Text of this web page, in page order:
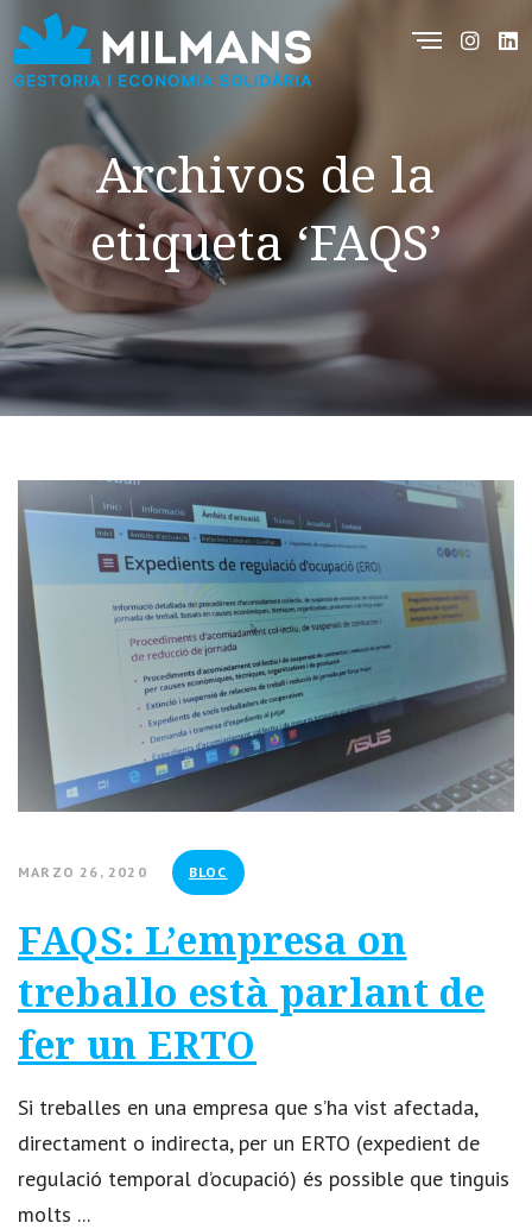
Archivos de la
etiqueta ‘FAQS’
MARZO 26, 2020 BLOC
FAQS: L’empresa on
treballo està parlant de
fer un ERTO
Si treballes en una empresa que s’ha vist afectada,
directament o indirecta, per un ERTO (expedient de
regulació temporal d’ocupació) és possible que tinguis
molts ...